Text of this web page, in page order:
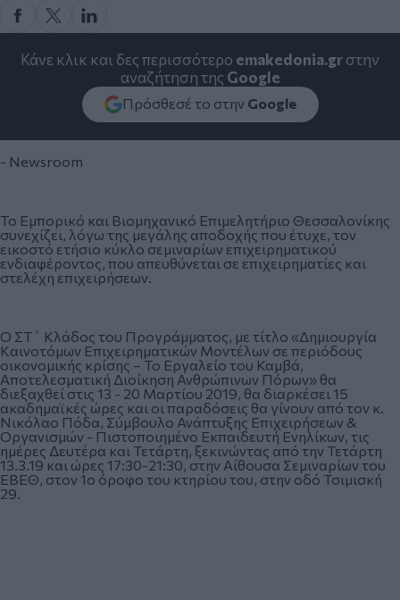
Κάνε κλικ και δες περισσότερο emakedonia.grστην
αναζήτηση της Google
Πρόσθεσέ το στην Google
- Newsroom
Το Εμπορικό και Βιομηχανικό Επιμελητήριο Θεσσαλονίκης
συνεχίζει, λόγω της μεγάλης αποδοχής που έτυχε, τον
εικοστό ετήσιο κύκλο σεμιναρίων επιχειρηματικού
ενδιαφέροντος, που απευθύνεται σε επιχειρηματίες και
στελέχη επιχειρήσεων.
Ο ΣΤ΄ Κλάδος του Προγράμματος, με τίτλο «Δημιουργία
Kαινοτόμων Επιχειρηματικών Μοντέλων σε περιόδους
οικονομικής κρίσης – Το Eργαλείο του Καμβά,
Αποτελεσματική Διοίκηση Ανθρώπινων Πόρων» θα
διεξαχθεί στις 13 - 20 Μαρτίου 2019, θα διαρκέσει 15
ακαδημαϊκές ώρες και οι παραδόσεις θα γίνουν από τον κ.
Νικόλαο Πόδα, Σύμβουλο Ανάπτυξης Επιχειρήσεων &
Οργανισμών - Πιστοποιημένο Εκπαιδευτή Ενηλίκων, τις
ημέρες Δευτέρα και Τετάρτη, ξεκινώντας από την Τετάρτη
13.3.19 και ώρες 17:30-21:30, στην Αίθουσα Σεμιναρίων του
ΕΒΕΘ, στον 1ο όροφο του κτηρίου του, στην οδό Τσιμισκή
29.